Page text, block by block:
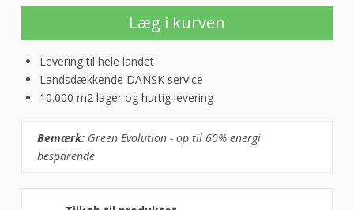
Bemærk:Green Evolution - op til 60% energi
besparende
Læg i kurven
Levering til hele landet
Landsdækkende DANSK service
10.000 m2 lager og hurtig levering